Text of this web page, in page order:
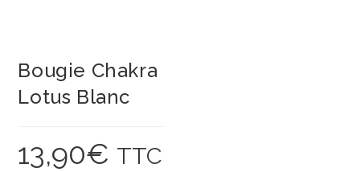
Bougie Chakra
Lotus Blanc
13,90€ TTC